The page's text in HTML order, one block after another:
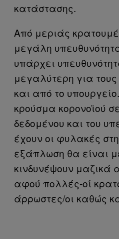
κατάστασης.
Από μεριάς
μεγάλη
υπάρχει
μεγαλύτερη για
και από το
κρούσμα κορονοϊού
δεδομένου και του
έχουν οι φυλακές
εξάπλωση θα είναι
κινδυνέψουν μαζικά
αφού πολλές-οί
άρρωστες/οι καθώς